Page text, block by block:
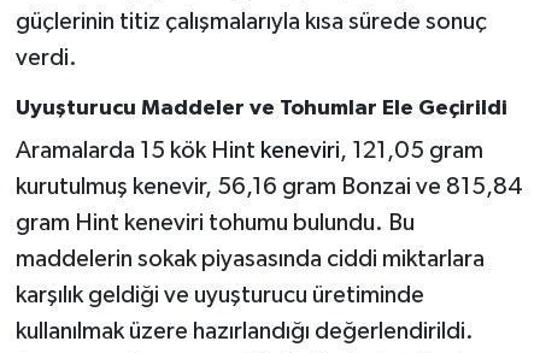
güçlerinin titiz çalışmalarıyla kısa sürede sonuç
verdi.
Uyuşturucu Maddeler ve Tohumlar Ele Geçirildi
Aramalarda 15 kök Hint keneviri, 121,05 gram
kurutulmuş kenevir, 56,16 gram Bonzai ve 815,84
gram Hint keneviri tohumu bulundu. Bu
maddelerin sokak piyasasında ciddi miktarlara
karşılık geldiği ve uyuşturucu üretiminde
kullanılmak üzere hazırlandığı değerlendirildi.